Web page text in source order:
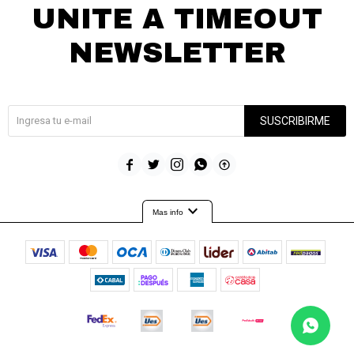
UNITE A TIMEOUT
NEWSLETTER
SUSCRIBIRME
    
Mas infoexpand_more